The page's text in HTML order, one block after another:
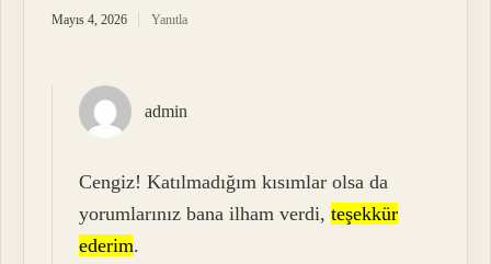
Mayıs 4, 2026 Yanıtla
admin
Cengiz! Katılmadığım kısımlar olsa da
yorumlarınız bana ilham verdi,teşekkür
ederim.